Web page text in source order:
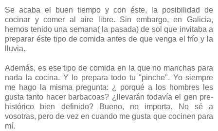
Se acaba el buen tiempo y con éste, la posibilidad de
cocinar y comer al aire libre. Sin embargo, en Galicia,
hemos tenido una semana( la pasada) de sol que invitaba a
preparar éste tipo de comida antes de que venga el frío y la
lluvia.
Además, es ese tipo de comida en la que no manchas para
nada la cocina. Y lo prepara todo tu "pinche". Yo siempre
me hago la misma pregunta: ¿ porqué a los hombres les
gusta tanto hacer barbacoas? ¿llevarán todavía el gen pre-
histórico bien definido? Bueno, no importa. No sé a
vosotras, pero de vez en cuando me gusta que cocinen para
mí.